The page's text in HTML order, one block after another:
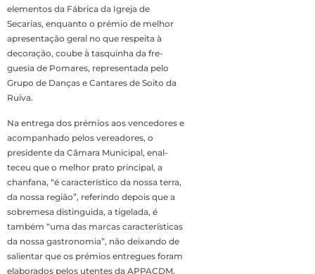
elementos da Fábrica da Igreja de
Secarias, enqu­anto o prémio de melhor
apresentação geral no que respeita à
decoração, coube à tasquinha da fre­
guesia de Pomares, re­presentada pelo
Grupo de Danças e Cantares de Soito da
Ruiva.
Na entrega dos pré­mios aos vencedores e
acompanhado pelos ve­readores, o
presidente da Câmara Municipal, enal­
teceu que o melhor prato principal, a
chanfana, “é característico da nossa terra,
da nossa região”, referindo depois que a
sobremesa distinguida, a tigelada, é
também “uma das marcas característi­cas
da nossa gastrono­mia”, não deixando de
salientar que os prémios entregues foram
elabo­rados pelos utentes da APPACDM,